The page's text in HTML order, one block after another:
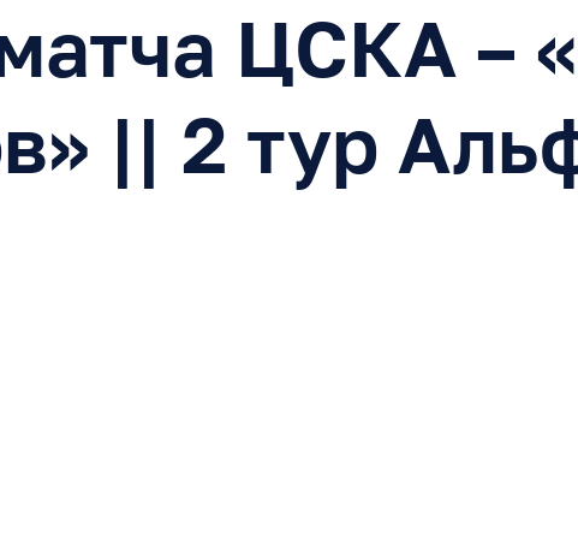
ЦСКА –
|| 2 тур